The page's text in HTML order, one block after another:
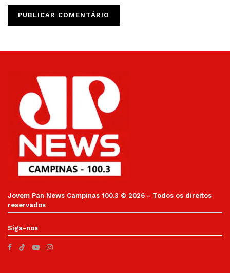
Jovem Pan News Campinas 100.3 © 2026 - Todos os direitos
reservados
Siga-nos